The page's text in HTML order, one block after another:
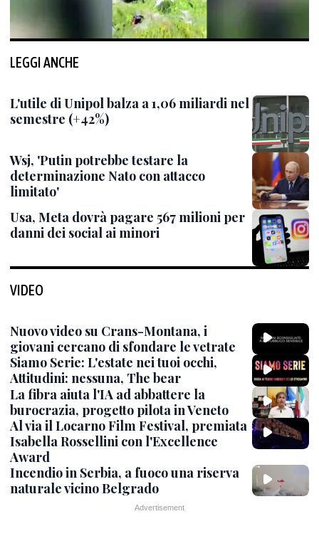
LEGGI ANCHE
L'utile di Unipol balza a 1,06 miliardi nel
semestre (+42%)
Wsj, 'Putin potrebbe testare la
determinazione Nato con attacco
limitato'
Usa, Meta dovrà pagare 567 milioni per
danni dei social ai minori
VIDEO
Nuovo video su Crans-Montana, i
giovani cercano di sfondare le vetrate
Siamo Serie: L'estate nei tuoi occhi,
Attitudini: nessuna, The bear
La fibra aiuta l'IA ad abbattere la
burocrazia, progetto pilota in Veneto
Al via il Locarno Film Festival, premiata
Isabella Rossellini con l'Excellence
Award
Incendio in Serbia, a fuoco una riserva
naturale vicino Belgrado